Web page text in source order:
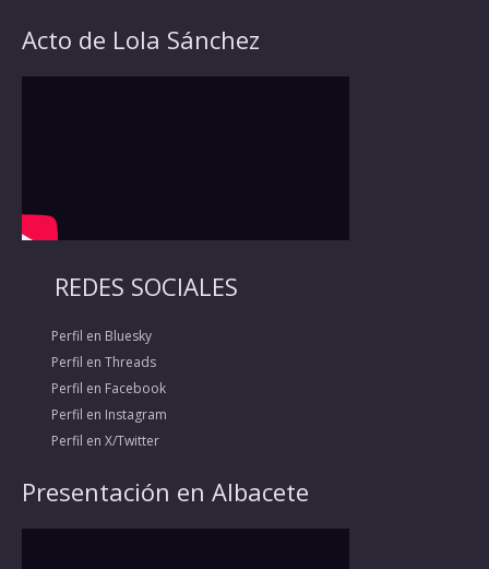
Acto de Lola Sánchez
REDES SOCIALES
Perfil en Bluesky
Perfil en Threads
Perfil en Facebook
Perfil en Instagram
Perfil en X/Twitter
Presentación en Albacete